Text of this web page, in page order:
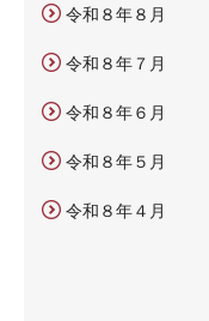
令和８年８月
令和８年７月
令和８年６月
令和８年５月
令和８年４月